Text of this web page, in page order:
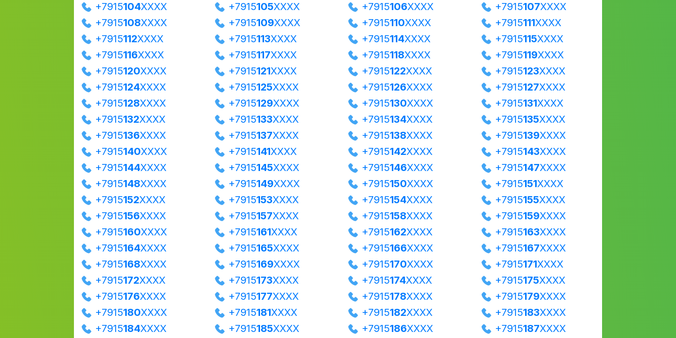
+7915104XXXX +7915105XXXX +7915106XXXX +7915107XXXX
+7915108XXXX +7915109XXXX +7915110XXXX +7915111XXXX
+7915112XXXX +7915113XXXX +7915114XXXX +7915115XXXX
+7915116XXXX +7915117XXXX +7915118XXXX +7915119XXXX
+7915120XXXX +7915121XXXX +7915122XXXX +7915123XXXX
+7915124XXXX +7915125XXXX +7915126XXXX +7915127XXXX
+7915128XXXX +7915129XXXX +7915130XXXX +7915131XXXX
+7915132XXXX +7915133XXXX +7915134XXXX +7915135XXXX
+7915136XXXX +7915137XXXX +7915138XXXX +7915139XXXX
+7915140XXXX +7915141XXXX +7915142XXXX +7915143XXXX
+7915144XXXX +7915145XXXX +7915146XXXX +7915147XXXX
+7915148XXXX +7915149XXXX +7915150XXXX +7915151XXXX
+7915152XXXX +7915153XXXX +7915154XXXX +7915155XXXX
+7915156XXXX +7915157XXXX +7915158XXXX +7915159XXXX
+7915160XXXX +7915161XXXX +7915162XXXX +7915163XXXX
+7915164XXXX +7915165XXXX +7915166XXXX +7915167XXXX
+7915168XXXX +7915169XXXX +7915170XXXX +7915171XXXX
+7915172XXXX +7915173XXXX +7915174XXXX +7915175XXXX
+7915176XXXX +7915177XXXX +7915178XXXX +7915179XXXX
+7915180XXXX +7915181XXXX +7915182XXXX +7915183XXXX
+7915184XXXX +7915185XXXX +7915186XXXX +7915187XXXX